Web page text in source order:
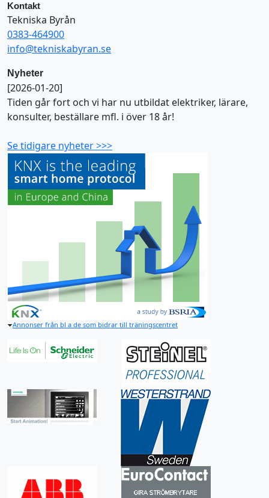
Kontakt
Tekniska Byrån
0383-464900
info@tekniskabyran.se
Nyheter
[2026-01-20]
Tiden går fort och vi har nu utbildat elektriker, lärare,
konsulter, beställare mfl. i över 18 år!
Se tidigare nyheter >>>
Annonser från bl a de som bidrar till träningscentret